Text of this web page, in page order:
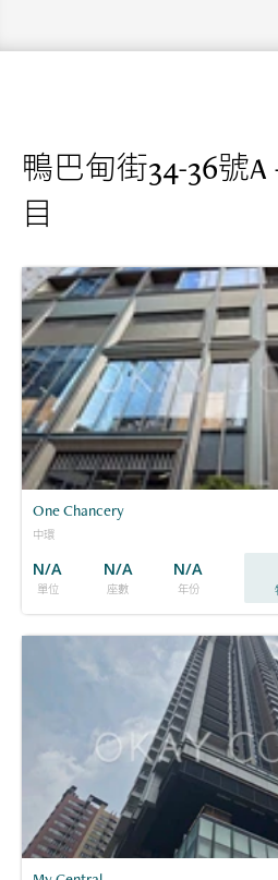
鴨巴甸街34-36號
目
One Chancery
中環
N/A
單位
N/A
座數
N/A
年份